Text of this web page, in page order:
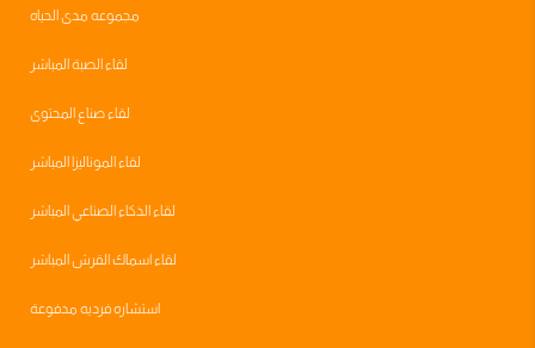
مجموعه مدى الحياه
لقاء الصبة المباشر
لقاء صناع المحتوى
لقاء الموناليزا المباشر
لقاء الذكاء الصناعي المباشر
لقاء اسماك القرش المباشر
استشاره فرديه مدفوعة